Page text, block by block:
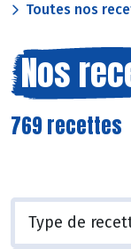
Toutes nos
Nos
769 recettes